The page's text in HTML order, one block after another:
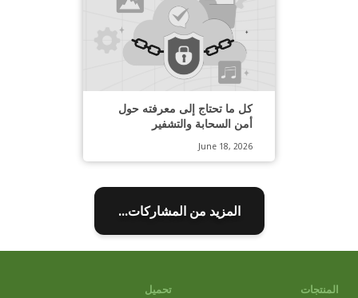
كل ما تحتاج إلى معرفته حول
أمن السحابة والتشفير
June 18, 2026
المزيد من المشاركات...
المنتجات تحميل